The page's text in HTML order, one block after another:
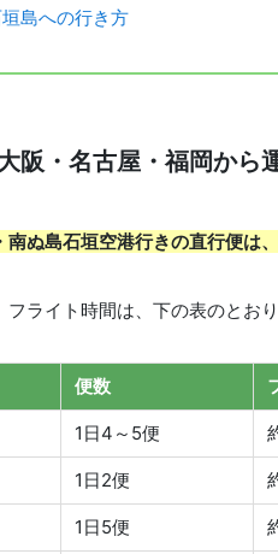
島への行き方
阪・名古屋・福岡から
南ぬ島石垣空港行きの直行便は
ライト時間は、下の表のとおり
便数
1日4～5便
1日2便
1日5便